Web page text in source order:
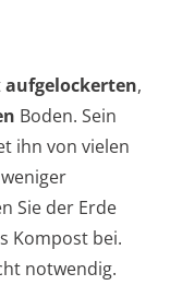
aufgelockerten,
Boden. Sein
ihn von vielen
Sie der Erde
Kompost bei.
notwendig.